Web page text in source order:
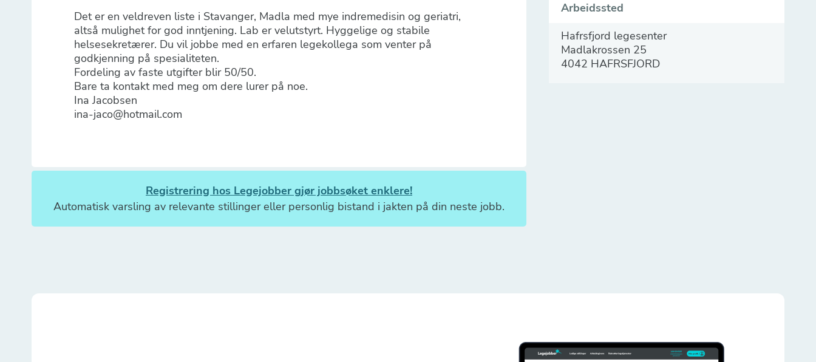
Det er en veldreven liste i Stavanger, Madla med mye indremedisin og geriatri,
altså mulighet for god inntjening. Lab er velutstyrt. Hyggelige og stabile
helsesekretærer. Du vil jobbe med en erfaren legekollega som venter på
godkjenning på spesialiteten.
Fordeling av faste utgifter blir 50/50.
Bare ta kontakt med meg om dere lurer på noe.
Ina Jacobsen
ina-jaco@hotmail.com
Registrering hos Legejobber gjør jobbsøket enklere!
Automatisk varsling av relevante stillinger eller personlig bistand i jakten på din neste jobb.
Arbeidssted
Hafrsfjord legesenter
Madlakrossen 25
4042 HAFRSFJORD